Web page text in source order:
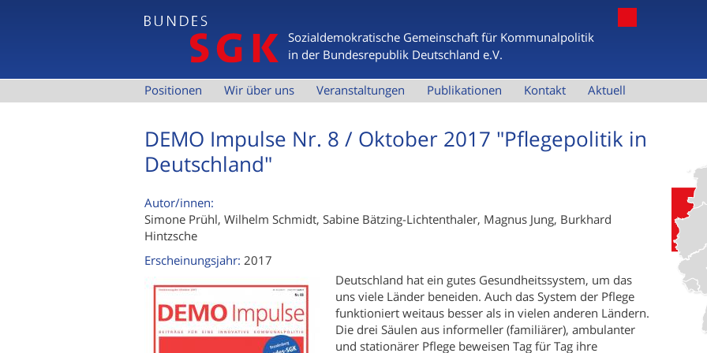
Sozialdemokratische Gemeinschaft für Kommunalpolitik
in der Bundesrepublik Deutschland e.V.
Positionen Wir über uns Veranstaltungen Publikationen Kontakt Aktuell
DEMO Impulse Nr. 8 / Oktober 2017 "Pflegepolitik in
Deutschland"
Autor/innen:
Simone Prühl, Wilhelm Schmidt, Sabine Bätzing-Lichtenthaler, Magnus Jung, Burkhard
Hintzsche
Erscheinungsjahr: 2017
Deutschland hat ein gutes Gesundheitssystem, um das
uns viele Länder beneiden. Auch das System der Pflege
funktioniert weitaus besser als in vielen anderen Ländern.
Die drei Säulen aus informeller (familiärer), ambulanter
und stationärer Pflege beweisen Tag für Tag ihre